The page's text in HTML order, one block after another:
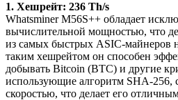
1. Хешрейт: 236 Тh/s
Whatsminer M56S++ обладает
вычислительной мощностью, что
из самых быстрых ASIC-майнеров
таким хешрейтом он способен
добывать Bitcoin (BTC) и другие
использующие алгоритм SHA-256,
скоростью, что делает его